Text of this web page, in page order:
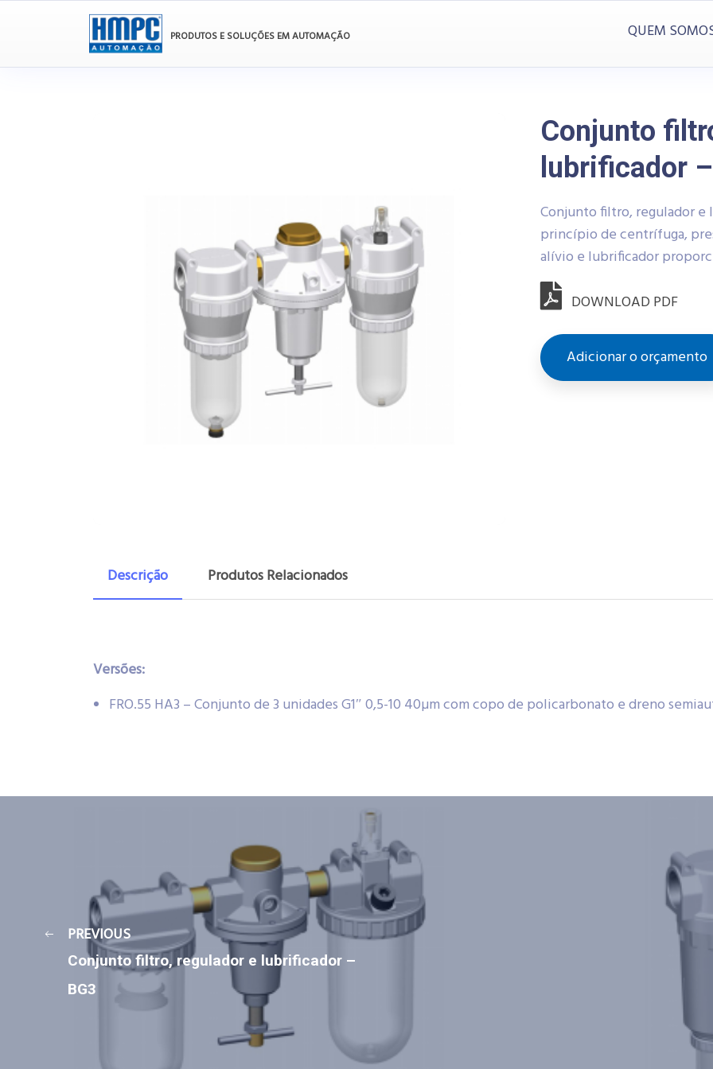
PRODUTOS E SOLUÇÕES EM AUTOMAÇÃO QUEM
Conjunto
lubrificador
Conjunto filtro, regulador e
princípio de centrífuga,
alívio e lubrificador
DOWNLOAD PDF
Adicionar o orçamento
Descrição Produtos Relacionados
Versões:
FRO.55 HA3 – Conjunto de 3 unidades G1″ 0,5-10 40µm com copo de policarbonato e dreno
PREVIOUS
Conjunto filtro, regulador e lubrificador –
BG3